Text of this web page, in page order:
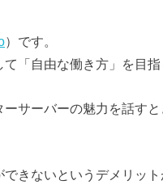
）です。
「自由な働き方」を目指
サーバーの魅力を話す
きないというデメリッ